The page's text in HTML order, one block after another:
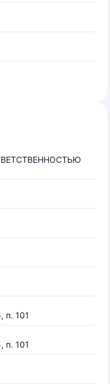
п. 101
п. 101